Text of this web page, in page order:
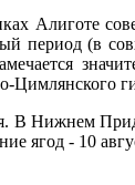
Алиготе
период (в
Цимлянского
В Нижнем
ягод - 10